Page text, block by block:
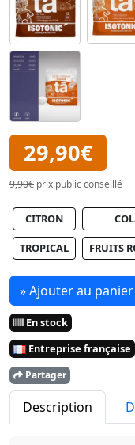
29,90€
9,90€ prix public conseillé
CITRON
TROPICAL FRUITS
» Ajouter au panier
En stock
Entreprise française
Partager
Description